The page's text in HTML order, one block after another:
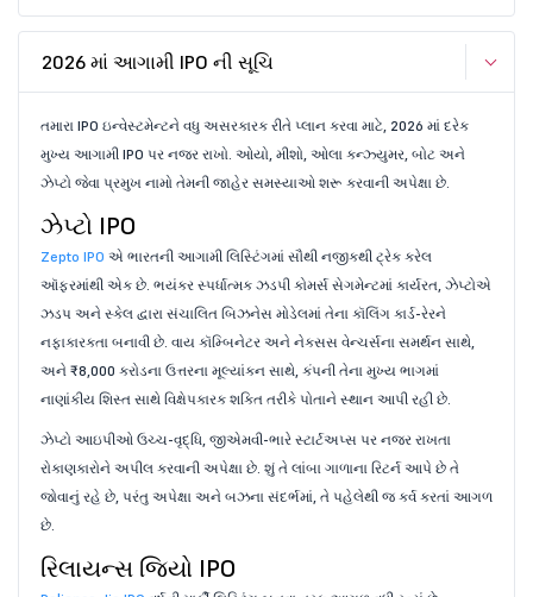
2026 માં આગામી IPO ની સૂચિ
તમારા IPO ઇન્વેસ્ટમેન્ટને વધુ અસરકારક રીતે પ્લાન કરવા માટે, 2026 માં દરેક
મુખ્ય આગામી IPO પર નજર રાખો. ઓયો, મીશો, ઓલા કન્ઝ્યુમર, બોટ અને
ઝેપ્ટો જેવા પ્રમુખ નામો તેમની જાહેર સમસ્યાઓ શરૂ કરવાની અપેક્ષા છે.
ઝેપ્ટો IPO
Zepto IPO એ ભારતની આગામી લિસ્ટિંગમાં સૌથી નજીકથી ટ્રેક કરેલ
ઑફરમાંથી એક છે. ભયંકર સ્પર્ધાત્મક ઝડપી કોમર્સ સેગમેન્ટમાં કાર્યરત, ઝેપ્ટોએ
ઝડપ અને સ્કેલ દ્વારા સંચાલિત બિઝનેસ મોડેલમાં તેના કૉલિંગ કાર્ડ-રેરને
નફાકારકતા બનાવી છે. વાય કૉમ્બિનેટર અને નેક્સસ વેન્ચર્સના સમર્થન સાથે,
અને ₹8,000 કરોડના ઉત્તરના મૂલ્યાંકન સાથે, કંપની તેના મુખ્ય ભાગમાં
નાણાંકીય શિસ્ત સાથે વિક્ષેપકારક શક્તિ તરીકે પોતાને સ્થાન આપી રહી છે.
ઝેપ્ટો આઇપીઓ ઉચ્ચ-વૃદ્ધિ, જીએમવી-ભારે સ્ટાર્ટઅપ્સ પર નજર રાખતા
રોકાણકારોને અપીલ કરવાની અપેક્ષા છે. શું તે લાંબા ગાળાના રિટર્ન આપે છે તે
જોવાનું રહે છે, પરંતુ અપેક્ષા અને બઝના સંદર્ભમાં, તે પહેલેથી જ કર્વ કરતાં આગળ
છે.
રિલાયન્સ જિયો IPO